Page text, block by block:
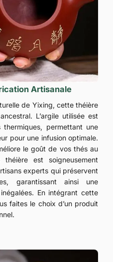
Artisanale
de Yixing, cette théière
L’argile utilisée est
permettant une
pour une infusion optimale.
le goût de vos thés au
est soigneusement
experts qui préservent
garantissant ainsi une
En intégrant cette
faites le choix d’un produit